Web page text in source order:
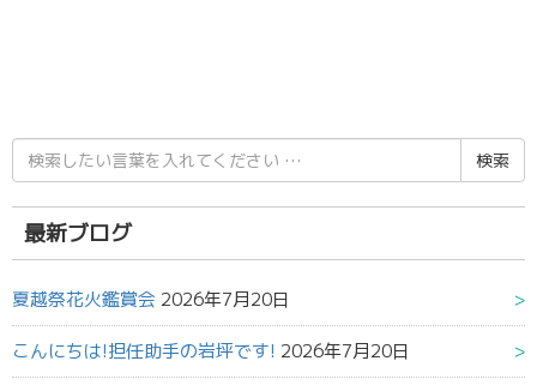
検
索
結
果:
最新ブログ
夏越祭花火鑑賞会 2026年7月20日
こんにちは!担任助手の岩坪です! 2026年7月20日